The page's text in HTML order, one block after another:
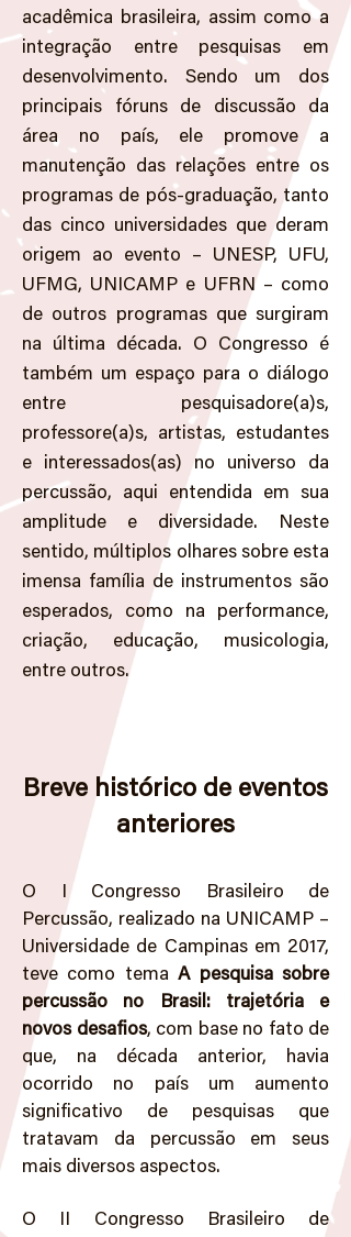
acadêmica brasileira, assim como a
integração entre pesquisas em
desenvolvimento. Sendo um dos
principais fóruns de discussão da
área no país, ele promove a
manutenção das relações entre os
programas de pós-graduação, tanto
das cinco universidades que deram
origem ao evento – UNESP, UFU,
UFMG, UNICAMP e UFRN – como
de outros programas que surgiram
na última década. O Congresso é
também um espaço para o diálogo
entre pesquisadore(a)s,
professore(a)s, artistas, estudantes
e interessados(as) no universo da
percussão, aqui entendida em sua
amplitude e diversidade. Neste
sentido, múltiplos olhares sobre esta
imensa família de instrumentos são
esperados, como na performance,
criação, educação, musicologia,
entre outros.
Breve histórico de eventos
anteriores
O I Congresso Brasileiro de
Percussão, realizado na UNICAMP –
Universidade de Campinas em 2017,
teve como tema A pesquisa sobre
percussão no Brasil: trajetória e
novos desafios, com base no fato de
que, na década anterior, havia
ocorrido no país um aumento
significativo de pesquisas que
tratavam da percussão em seus
mais diversos aspectos.
O II Congresso Brasileiro de